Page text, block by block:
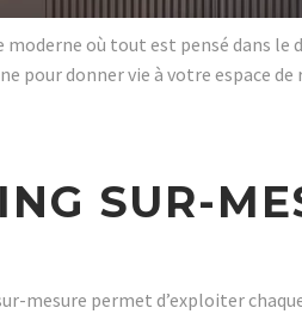
moderne où tout est pensé dans
pour donner vie à votre espace
SUR-
mesure permet d’exploiter